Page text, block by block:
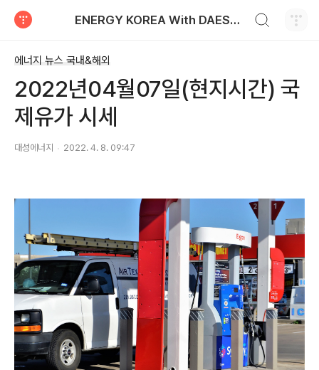
ENERGY KOREA With DAESUNG ENERGY
에너지 뉴스 국내&해외
2022년04월07일(현지시간) 국
제유가 시세
대성에너지 2022. 4. 8. 09:47